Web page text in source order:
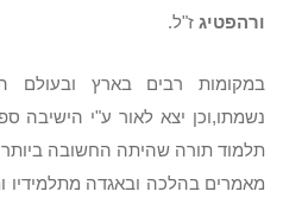
ורהפטיג ז"ל.
במקומות רבים בארץ ובעולם
נשמתו,וכן יצא לאור ע"י הישיבה
תלמוד תורה שהיתה החשובה
מאמרים בהלכה ובאגדה מתלמידיו